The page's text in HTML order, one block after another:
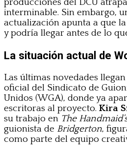
interminable. Sin embargo,
actualización apunta a que
y podría llegar antes de lo
La situación actual de
Las últimas novedades
oficial del Sindicato de
Unidos (WGA), donde ya
escritoras al proyecto. Kira
su trabajo en The
guionista de Bridgerton,
como parte del equipo